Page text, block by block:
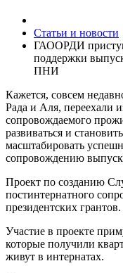
Статьи и новости
ГАООРДИ
поддержки
ПНИ
Кажется, совсем
Рада и Аля, переехали
сопровождаемого
развиваться и
масштабировать
сопровождению
Проект по созданию
постинтернатного
президентских грантов.
Участие в проекте
которые получили
живут в интернатах.